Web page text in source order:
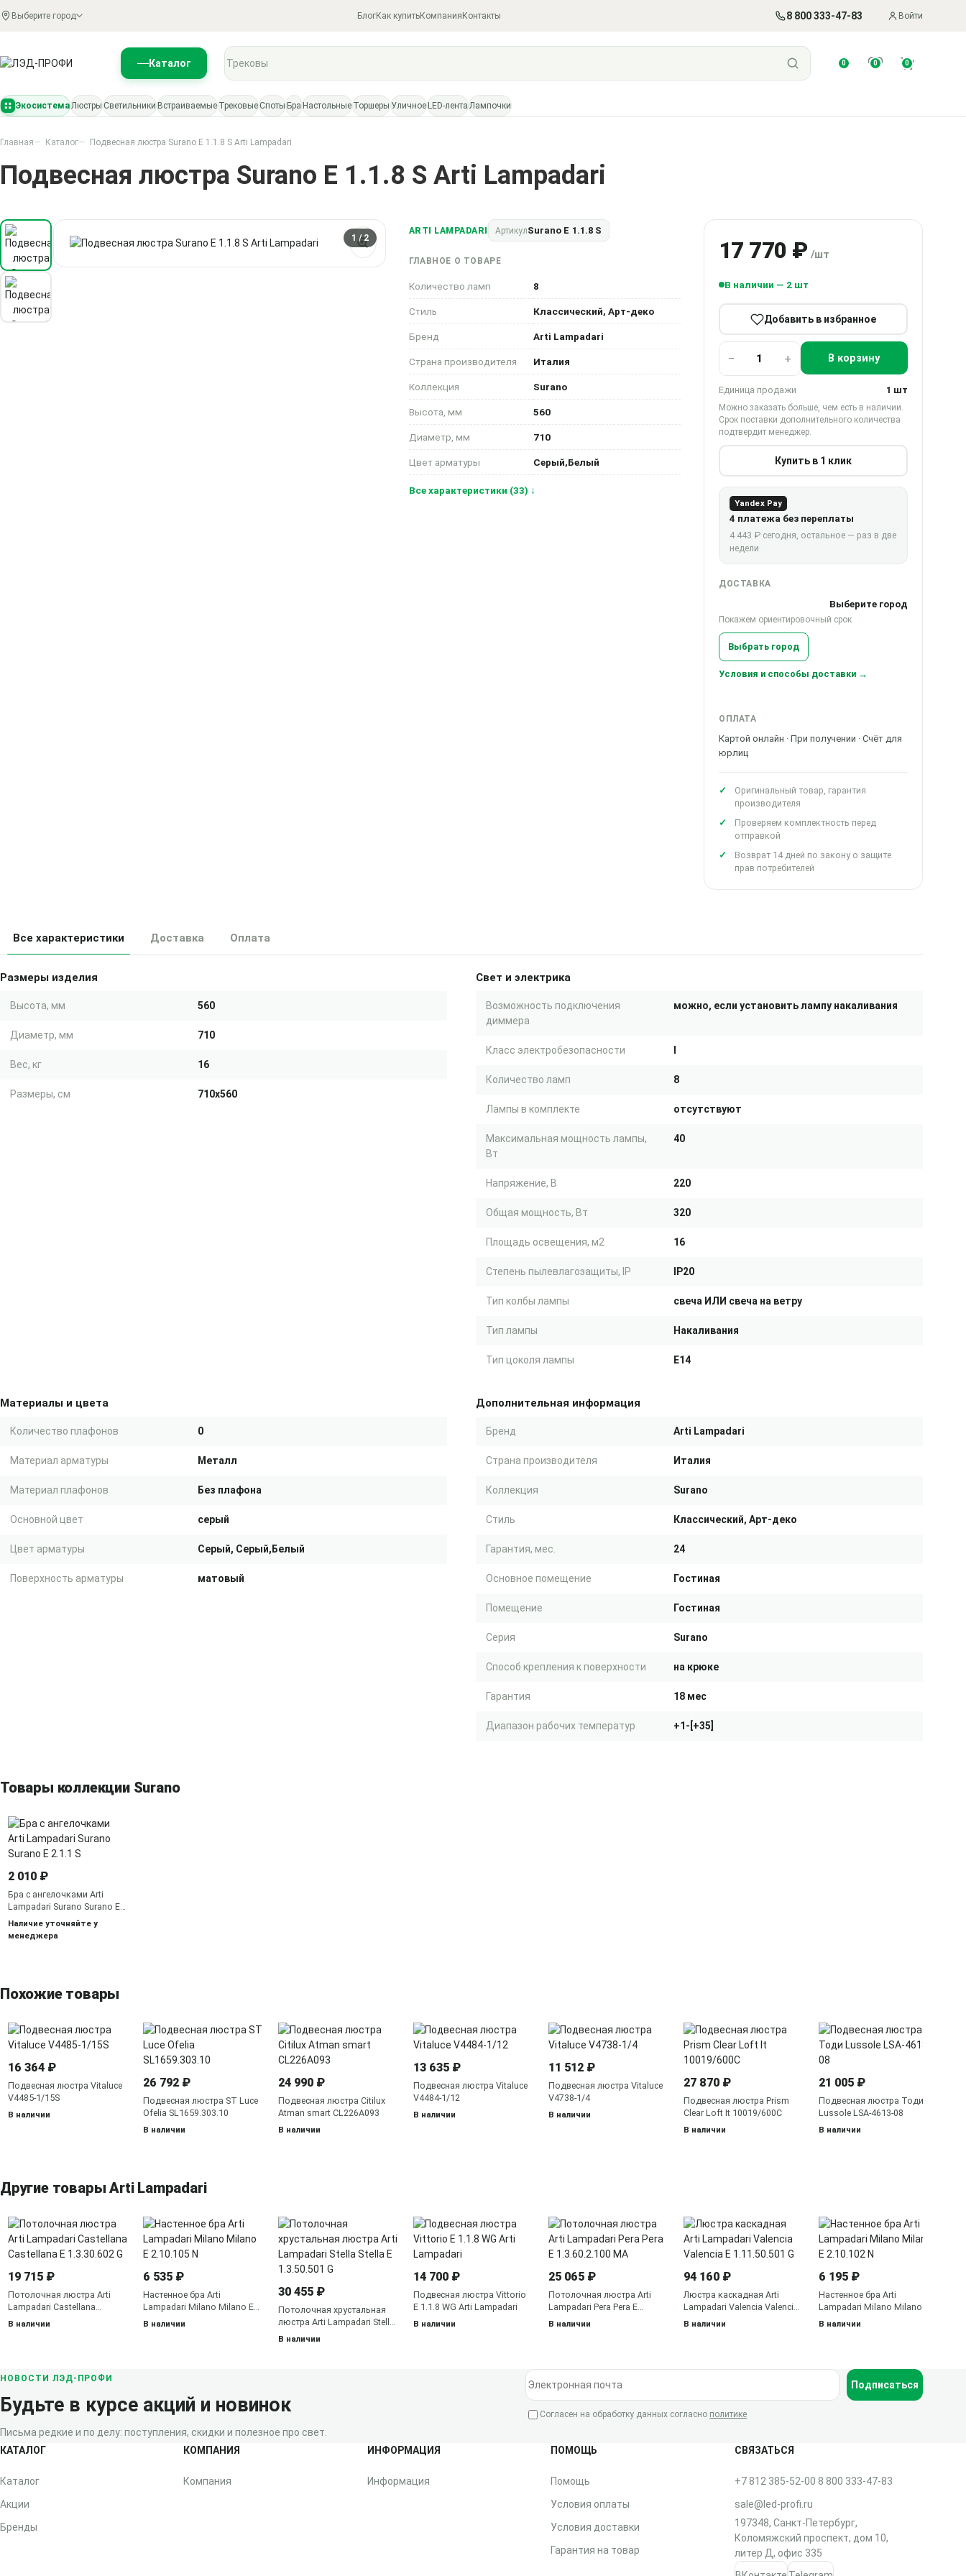
Выберите город БлогКак купитьКомпания Контакты 8 800 333-47-83 Войти
Каталог
Поиск по каталогу
0 0 0
ЭкосистемаЛюстры Светильники Встраиваемые Трековые Споты Бра Настольные Торшеры Уличное LED-лента Лампочки
Главная Каталог Подвесная люстра Surano E 1.1.8 S Arti Lampadari
Подвесная люстра Surano E 1.1.8 S Arti Lampadari
1 / 2
ARTI LAMPADARI АртикулSurano E 1.1.8 S
ГЛАВНОЕ О ТОВАРЕ
Количество ламп 8
Стиль Классический, Арт-деко
Бренд Arti Lampadari
Страна производителя Италия
Коллекция Surano
Высота, мм 560
Диаметр, мм 710
Цвет арматуры Серый,Белый
Все характеристики (33) ↓
17 770 ₽ /шт
В наличии — 2 шт
Добавить в избранное
− + В корзину
Единица продажи 1 шт
Можно заказать больше, чем есть в наличии.
Срок поставки дополнительного количества
подтвердит менеджер.
Купить в 1 клик
Yandex Pay
4 платежа без переплаты
4 443 ₽ сегодня, остальное — раз в две
недели
ДОСТАВКА
Выберите город
Покажем ориентировочный срок
Выбрать город
Условия и способы доставки →
ОПЛАТА
Картой онлайн · При получении · Счёт для
юрлиц
Оригинальный товар, гарантия
производителя
Проверяем комплектность перед
отправкой
Возврат 14 дней по закону о защите
прав потребителей
Все характеристики Доставка Оплата
Размеры изделия
Высота, мм 560
Диаметр, мм 710
Вес, кг 16
Размеры, см 710x560
Свет и электрика
Возможность подключения
диммера
можно, если установить лампу накаливания
Класс электробезопасности
Количество ламп 8
Лампы в комплекте отсутствуют
Максимальная мощность лампы,
Вт
40
Напряжение, В 220
Общая мощность, Вт 320
Площадь освещения, м2 16
Степень пылевлагозащиты, IP IP20
Тип колбы лампы свеча ИЛИ свеча на ветру
Тип лампы Накаливания
Тип цоколя лампы E14
Материалы и цвета
Количество плафонов 0
Материал арматуры Металл
Материал плафонов Без плафона
Основной цвет серый
Цвет арматуры Серый, Серый,Белый
Поверхность арматуры матовый
Дополнительная информация
Бренд Arti Lampadari
Страна производителя Италия
Коллекция Surano
Стиль Классический, Арт-деко
Гарантия, мес. 24
Основное помещение Гостиная
Помещение Гостиная
Серия Surano
Способ крепления к поверхности на крюке
Гарантия 18 мес
Диапазон рабочих температур +1-[+35]
Товары коллекции Surano
2 010 ₽
Бра с ангелочками Arti
Lampadari Surano Surano E
2.1.1 S
Наличие уточняйте у
менеджера
Похожие товары
16 364 ₽
Подвесная люстра Vitaluce
V4485-1/15S
В наличии
26 792 ₽
Подвесная люстра ST Luce
Ofelia SL1659.303.10
В наличии
24 990 ₽
Подвесная люстра Citilux
Atman smart CL226A093
В наличии
13 635 ₽
Подвесная люстра Vitaluce
V4484-1/12
В наличии
11 512 ₽
Подвесная люстра Vitaluce
V4738-1/4
В наличии
27 870 ₽
Подвесная люстра Prism
Clear Loft It 10019/600C
В наличии
21 005 ₽
Подвесная люстра Тоди
Lussole LSA-4613-08
В наличии
Другие товары Arti Lampadari
19 715 ₽
Потолочная люстра Arti
Lampadari Castellana
Castellana E 1.3.30.602 G
В наличии
6 535 ₽
Настенное бра Arti
Lampadari Milano Milano E
2.10.105 N
В наличии
30 455 ₽
Потолочная хрустальная
люстра Arti Lampadari Stella
Stella E 1.3.50.501 G
В наличии
14 700 ₽
Подвесная люстра Vittorio
E 1.1.8 WG Arti Lampadari
В наличии
25 065 ₽
Потолочная люстра Arti
Lampadari Pera Pera E
1.3.60.2.100 MA
В наличии
94 160 ₽
Люстра каскадная Arti
Lampadari Valencia Valencia
E 1.11.50.501 G
В наличии
6 195 ₽
Настенное бра Arti
Lampadari Milano Milano E
2.10.102 N
В наличии
НОВОСТИ ЛЭД-ПРОФИ
Будьте в курсе акций и новинок
Письма редкие и по делу: поступления, скидки и полезное про свет.
Электронная почта
Подписаться
Согласен на обработку данных согласно политике
КАТАЛОГ
Каталог
Акции
Бренды
КОМПАНИЯ
Компания
ИНФОРМАЦИЯ
Информация
ПОМОЩЬ
Помощь
Условия оплаты
Условия доставки
Гарантия на товар
СВЯЗАТЬСЯ
+7 812 385-52-00 8 800 333-47-83
sale@led-profi.ru
197348, Санкт-Петербург,
Коломяжский проспект, дом 10,
литер Д, офис 335